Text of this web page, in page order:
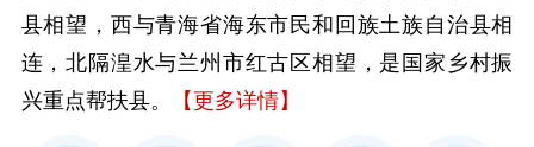
县相望，西与青海省海东市民和回族土族自治县相
连，北隔湟水与兰州市红古区相望，是国家乡村振
兴重点帮扶县。
【更多详情】